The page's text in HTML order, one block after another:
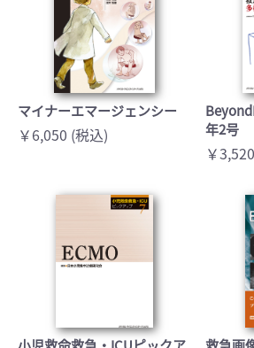
マイナーエマージェンシー
￥6,050 (税込)
年2号
￥